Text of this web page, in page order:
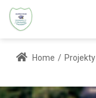
Home / Projekty